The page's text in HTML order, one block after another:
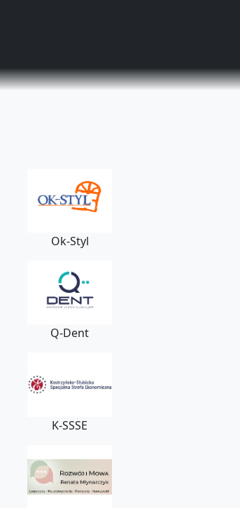
Ok-Styl
Q-Dent
K-SSSE